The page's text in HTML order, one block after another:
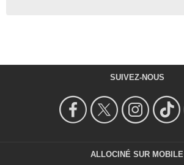
SUIVEZ-NOUS
ALLOCINÉ SUR MOBILE